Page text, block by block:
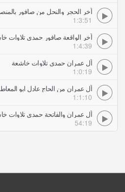
1:3:51
آخر الواقعة صافور حمدي تلاوات
1:4:39
آل عمران حمدي تلاوات خاشعة
1:0:19
1:1:10
آل عمران والفاتحة حمدي تلاوات
54:19